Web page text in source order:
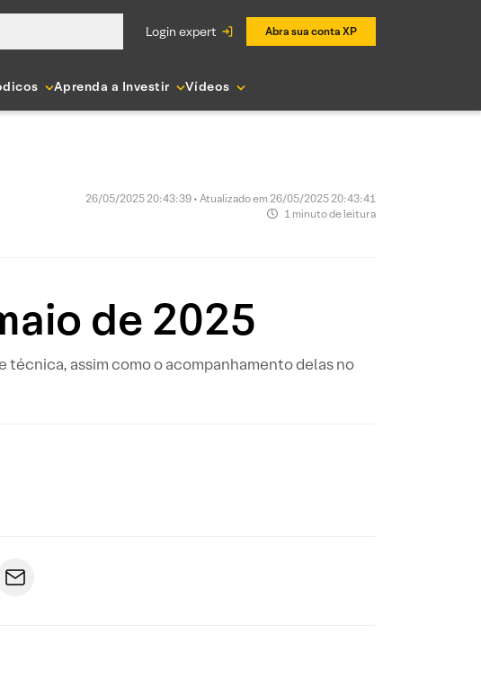
login expert Abra sua conta XP
Aprenda a Investir Vídeos
26/05/2025 20:43:39 • Atualizado em 26/05/2025 20:43:41
1 minuto de leitura
de 2025
técnica, assim como o acompanhamento delas no